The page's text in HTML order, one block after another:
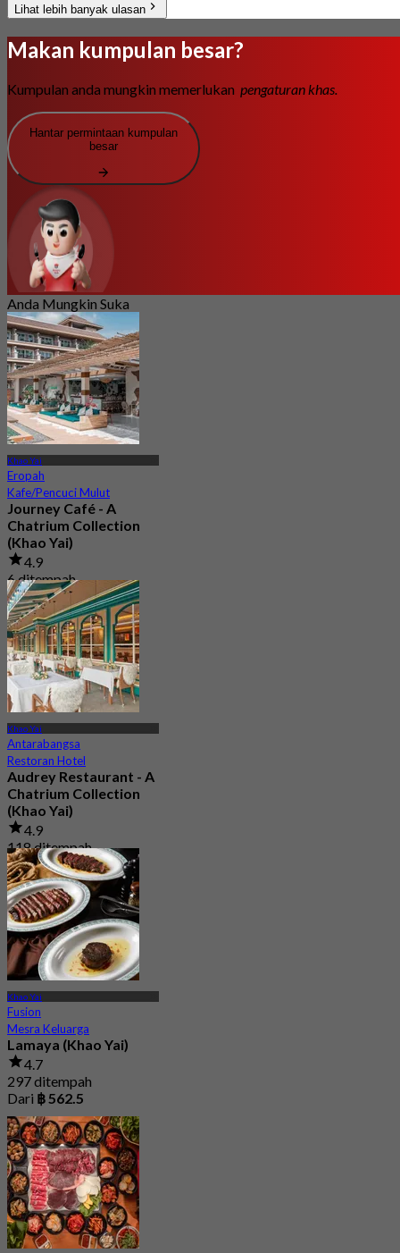
Lihat lebih banyak ulasan
Makan kumpulan besar?
Kumpulan anda mungkin memerlukan pengaturan khas.
Hantar permintaan kumpulan
besar
Anda Mungkin Suka
Khao Yai
Eropah
Kafe/Pencuci Mulut
Journey Café - A
Chatrium Collection
(Khao Yai)
4.9
6 ditempah
Dari฿ 487.5
Khao Yai
Antarabangsa
Restoran Hotel
Audrey Restaurant - A
Chatrium Collection
(Khao Yai)
4.9
118 ditempah
Dari฿ 396.66
Khao Yai
Fusion
Mesra Keluarga
Lamaya (Khao Yai)
4.7
297 ditempah
Dari ฿ 562.5